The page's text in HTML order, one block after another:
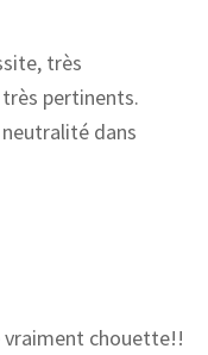
très
pertinents.
dans
vraiment chouette!!